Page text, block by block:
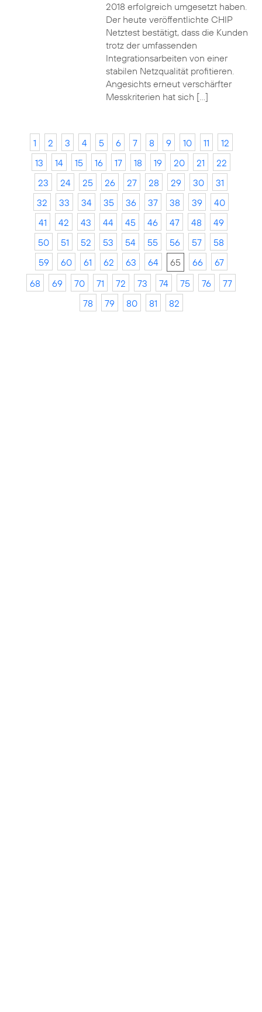
2018 erfolgreich umgesetzt haben.
Der heute veröffentlichte CHIP
Netztest bestätigt, dass die Kunden
trotz der umfassenden
Integrationsarbeiten von einer
stabilen Netzqualität profitieren.
Angesichts erneut verschärfter
Messkriterien hat sich […]
1 2 3 4 5 6 7 8 9 10 11
12
13
14 15 16 17 18 19 20 21
22
23
24 25 26 27 28 29 30
31
32
33 34 35 36 37 38 39
40
41
42 43 44 45 46 47 48
49
50
51 52 53 54 55 56 57
58
59
60 61 62 63 64 65 66
67
68
69 70 71 72 73 74 75 76
77
78
79 80 81 82